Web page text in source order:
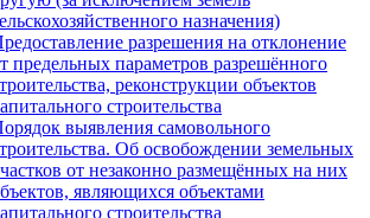
назначения)
разрешения на отклонение
предельных параметров разрешённого
реконструкции объектов
строительства
выявления самовольного
Об освобождении земельных
от незаконно размещённых на них
являющихся объектами
строительства